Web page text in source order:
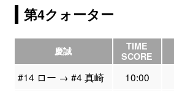
第4クォーター
慶誠
TIME
SCORE
#14 ロー → #4 真崎
10:00